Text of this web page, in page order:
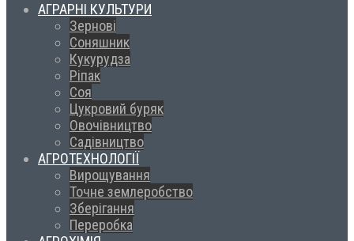
АГРАРНІ КУЛЬТУРИ
Зернові
Соняшник
Кукурудза
Ріпак
Соя
Цукровий буряк
Овочівництво
Садівництво
АГРОТЕХНОЛОГІЇ
Вирощування
Точне землеробство
Зберігання
Переробка